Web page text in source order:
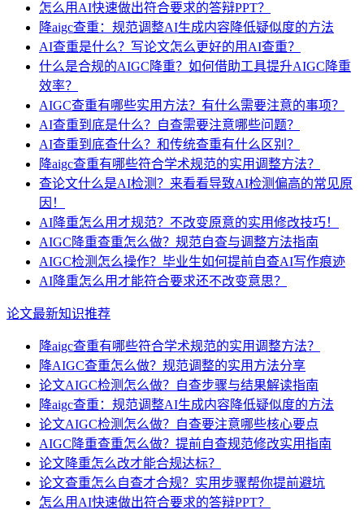
怎么用AI快速做出符合要求的答辩PPT？
降aigc查重：规范调整AI生成内容降低疑似度的方法
AI查重是什么？写论文怎么更好的用AI查重？
什么是合规的AIGC降重？如何借助工具提升AIGC降重
效率？
AIGC查重有哪些实用方法？有什么需要注意的事项？
AI查重到底是什么？自查需要注意哪些问题？
AI查重到底查什么？和传统查重有什么区别？
降aigc查重有哪些符合学术规范的实用调整方法？
查论文什么是AI检测？来看看导致AI检测偏高的常见原
因！
AI降重怎么用才规范？不改变原意的实用修改技巧！
AIGC降重查重怎么做？规范自查与调整方法指南
AIGC检测怎么操作？毕业生如何提前自查AI写作痕迹
AI降重怎么用才能符合要求还不改变意思？
论文最新知识推荐
降aigc查重有哪些符合学术规范的实用调整方法？
降AIGC查重怎么做？规范调整的实用方法分享
论文AIGC检测怎么做？自查步骤与结果解读指南
降aigc查重：规范调整AI生成内容降低疑似度的方法
论文AIGC检测怎么做？自查要注意哪些核心要点
AIGC降重查重怎么做？提前自查规范修改实用指南
论文降重怎么改才能合规达标？
论文查重怎么自查才合规？实用步骤帮你提前避坑
怎么用AI快速做出符合要求的答辩PPT？